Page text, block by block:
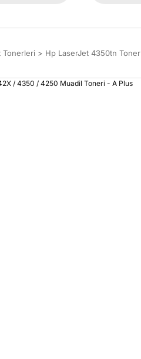
Tonerleri Hp LaserJet 4350tn Toner